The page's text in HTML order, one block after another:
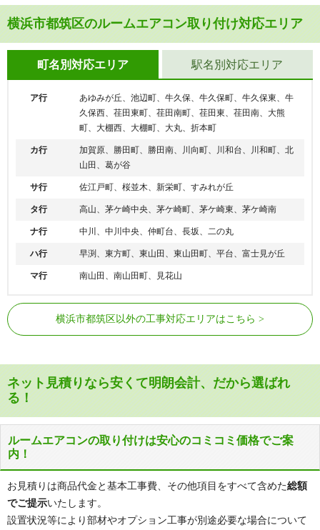
横浜市都筑区のルームエアコン取り付け対応エリア
町名別対応エリア
ア行
あゆみが丘、池辺町、牛久保、牛久保町、牛久保東、牛
久保西、荏田東町、荏田南町、荏田東、荏田南、大熊
町、大棚西、大棚町、大丸、折本町
カ行
加賀原、勝田町、勝田南、川向町、川和台、川和町、北
山田、葛が谷
サ行 佐江戸町、桜並木、新栄町、すみれが丘
タ行 高山、茅ケ崎中央、茅ケ崎町、茅ケ崎東、茅ケ崎南
ナ行 中川、中川中央、仲町台、長坂、二の丸
ハ行 早渕、東方町、東山田、東山田町、平台、富士見が丘
マ行 南山田、南山田町、見花山
駅名別対応エリア
横浜市営地下鉄ブルーライ
ン（3号線）
仲町台駅、センター南駅、センター北
駅 、中川駅
イン（4号線）
横浜市都筑区以外の工事対応エリアはこちら
ネット見積りなら安くて明朗会計、だから選ばれ
る！
ルームエアコンの取り付けは安心のコミコミ価格でご案
内！
お見積りは商品代金と基本工事費、その他項目をすべて含めた総額
でご提示いたします。
設置状況等により部材やオプション工事が別途必要な場合について